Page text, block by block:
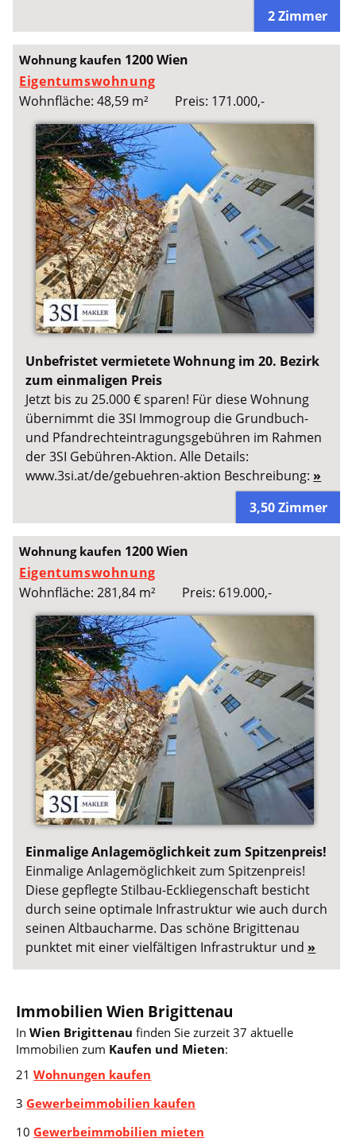
2 Zimmer
Wohnung kaufen 1200 Wien
Eigentumswohnung
Wohnfläche: 48,59 m²
Preis: 171.000,-
Unbefristet vermietete Wohnung im 20. Bezirk
zum einmaligen Preis
Jetzt bis zu 25.000 € sparen! Für diese Wohnung
übernimmt die 3SI Immogroup die Grundbuch-
und Pfandrechteintragungsgebühren im Rahmen
der 3SI Gebühren-Aktion. Alle Details:
www.3si.at/de/gebuehren-aktion Beschreibung: »
3,50 Zimmer
Wohnung kaufen 1200 Wien
Eigentumswohnung
Wohnfläche: 281,84 m²
Preis: 619.000,-
Einmalige Anlagemöglichkeit zum Spitzenpreis!
Einmalige Anlagemöglichkeit zum Spitzenpreis!
Diese gepflegte Stilbau-Eckliegenschaft besticht
durch seine optimale Infrastruktur wie auch durch
seinen Altbaucharme. Das schöne Brigittenau
punktet mit einer vielfältigen Infrastruktur und »
Immobilien Wien Brigittenau
InWien Brigittenau finden Sie zurzeit 37 aktuelle
Immobilien zum Kaufen und Mieten:
21Wohnungen kaufen
3Gewerbeimmobilien kaufen
10Gewerbeimmobilien mieten